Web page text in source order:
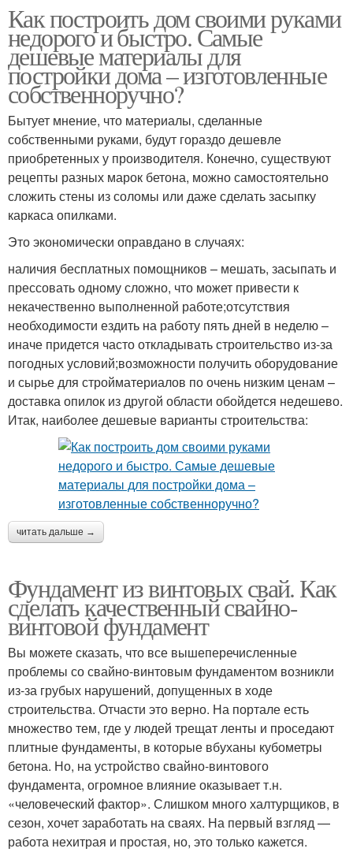
Как построить дом своими руками
недорого и быстро. Самые
дешевые материалы для
постройки дома – изготовленные
собственноручно?
Бытует мнение, что материалы, сделанные
собственными руками, будут гораздо дешевле
приобретенных у производителя. Конечно, существуют
рецепты разных марок бетона, можно самостоятельно
сложить стены из соломы или даже сделать засыпку
каркаса опилками.
Это экономически оправдано в случаях:
наличия бесплатных помощников – мешать, засыпать и
прессовать одному сложно, что может привести к
некачественно выполненной работе;отсутствия
необходимости ездить на работу пять дней в неделю –
иначе придется часто откладывать строительство из-за
погодных условий;возможности получить оборудование
и сырье для стройматериалов по очень низким ценам –
доставка опилок из другой области обойдется недешево.
Итак, наиболее дешевые варианты строительства:
читать дальше →
Фундамент из винтовых свай. Как
сделать качественный свайно-
винтовой фундамент
Вы можете сказать, что все вышеперечисленные
проблемы со свайно-винтовым фундаментом возникли
из-за грубых нарушений, допущенных в ходе
строительства. Отчасти это верно. На портале есть
множество тем, где у людей трещат ленты и проседают
плитные фундаменты, в которые вбуханы кубометры
бетона. Но, на устройство свайно-винтового
фундамента, огромное влияние оказывает т.н.
«человеческий фактор». Слишком много халтурщиков, в
сезон, хочет заработать на сваях. На первый взгляд —
работа нехитрая и простая, но, это только кажется.